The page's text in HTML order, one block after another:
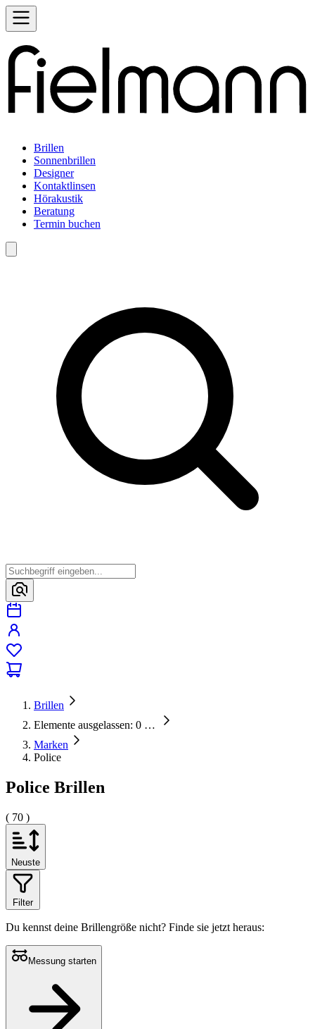
Brillen
Sonnenbrillen
Designer
Kontaktlinsen
Hörakustik
Beratung
Termin buchen
Brillen
Elemente ausgelassen: 0 …
Marken
Police
Police Brillen
( 70 )
Neuste
Filter
Du kennst deine Brillengröße nicht? Finde sie jetzt heraus:
Messung starten